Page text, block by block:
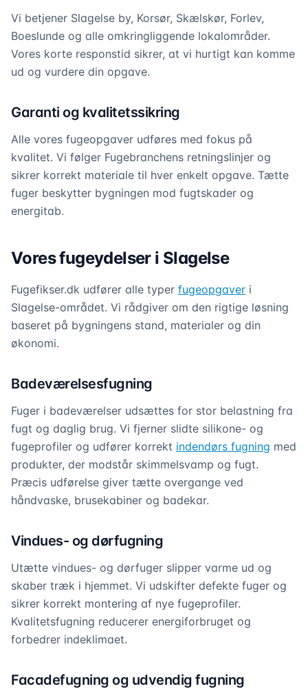
Vi betjener Slagelse by, Korsør, Skælskør, Forlev,
Boeslunde og alle omkringliggende lokalområder.
Vores korte responstid sikrer, at vi hurtigt kan komme
ud og vurdere din opgave.
Garanti og kvalitetssikring
Alle vores fugeopgaver udføres med fokus på
kvalitet. Vi følger Fugebranchens retningslinjer og
sikrer korrekt materiale til hver enkelt opgave. Tætte
fuger beskytter bygningen mod fugtskader og
energitab.
Vores fugeydelser i Slagelse
Fugefikser.dk udfører alle typer fugeopgaver i
Slagelse-området. Vi rådgiver om den rigtige løsning
baseret på bygningens stand, materialer og din
økonomi.
Badeværelsesfugning
Fuger i badeværelser udsættes for stor belastning fra
fugt og daglig brug. Vi fjerner slidte silikone- og
fugeprofiler og udfører korrekt indendørs fugning med
produkter, der modstår skimmelsvamp og fugt.
Præcis udførelse giver tætte overgange ved
håndvaske, brusekabiner og badekar.
Vindues- og dørfugning
Utætte vindues- og dørfuger slipper varme ud og
skaber træk i hjemmet. Vi udskifter defekte fuger og
sikrer korrekt montering af nye fugeprofiler.
Kvalitetsfugning reducerer energiforbruget og
forbedrer indeklimaet.
Facadefugning og udvendig fugning